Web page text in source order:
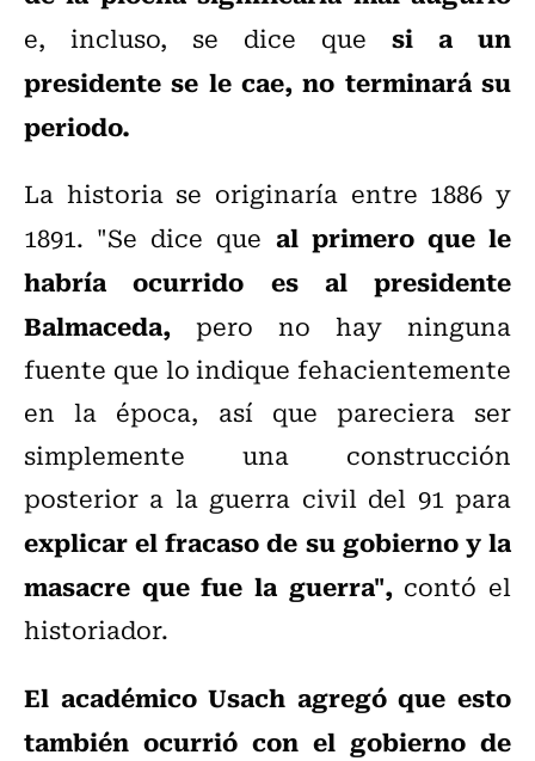
e, incluso, se dice que si a un
presidente se le cae, no terminará su
periodo.
La historia se originaría entre 1886 y
1891. "Se dice que al primero que le
habría ocurrido es al presidente
Balmaceda, pero no hay ninguna
fuente que lo indique fehacientemente
en la época, así que pareciera ser
simplemente una construcción
posterior a la guerra civil del 91 para
explicar el fracaso de su gobierno y la
masacre que fue la guerra",contó el
historiador.
El académico Usach agregó que esto
también ocurrió con el gobierno de